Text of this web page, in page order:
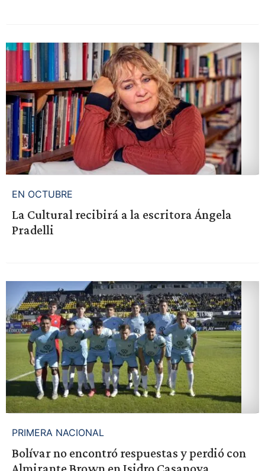
EN OCTUBRE
La Cultural recibirá a la escritora Ángela
Pradelli
PRIMERA NACIONAL
Bolívar no encontró respuestas y perdió con